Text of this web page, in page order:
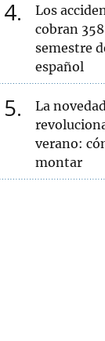
4
Los
cobran
semestre
español
5
La
verano:
montar